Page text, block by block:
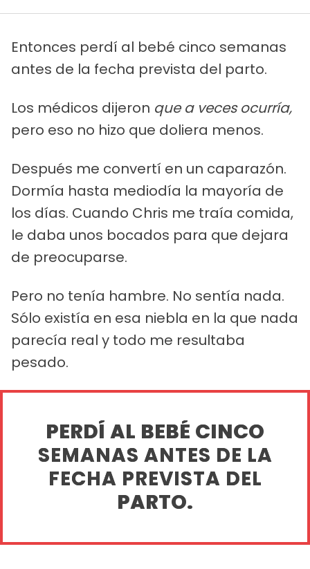
Entonces perdí al bebé cinco semanas
antes de la fecha prevista del parto.
Los médicos dijeron que a veces ocurría,
pero eso no hizo que doliera menos.
Después me convertí en un caparazón.
Dormía hasta mediodía la mayoría de
los días. Cuando Chris me traía comida,
le daba unos bocados para que dejara
de preocuparse.
Pero no tenía hambre. No sentía nada.
Sólo existía en esa niebla en la que nada
parecía real y todo me resultaba
pesado.
PERDÍ AL BEBÉ CINCO
SEMANAS ANTES DE LA
FECHA PREVISTA DEL
PARTO.